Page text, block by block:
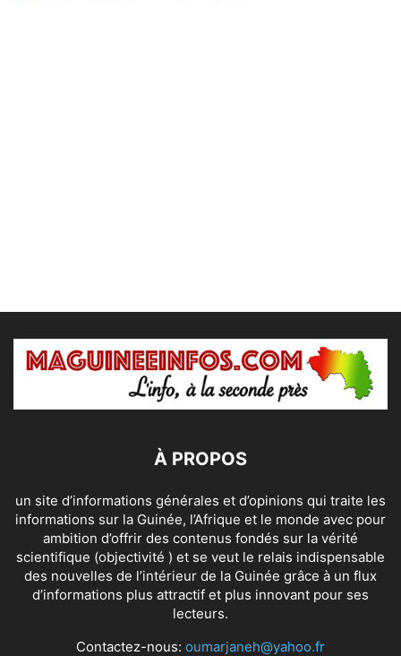
À PROPOS
un site d’informations générales et d’opinions qui traite les
informations sur la Guinée, l’Afrique et le monde avec pour
ambition d’offrir des contenus fondés sur la vérité
scientifique (objectivité ) et se veut le relais indispensable
des nouvelles de l’intérieur de la Guinée grâce à un flux
d’informations plus attractif et plus innovant pour ses
lecteurs.
Contactez-nous: oumarjaneh@yahoo.fr